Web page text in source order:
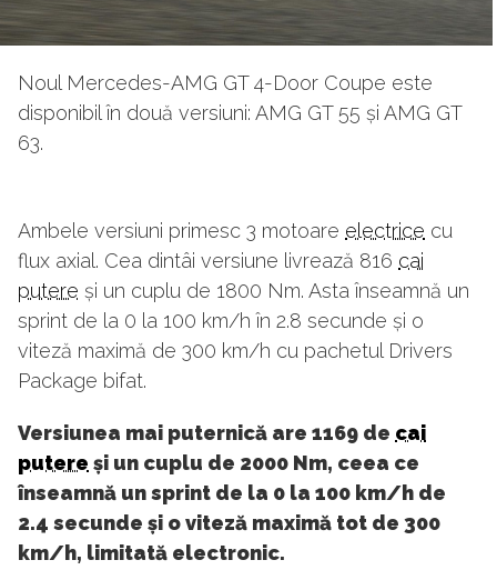
Noul Mercedes-AMG GT 4-Door Coupe este
disponibil în două versiuni: AMG GT 55 și AMG GT
63.
Ambele versiuni primesc 3 motoare electrice cu
flux axial. Cea dintâi versiune livrează 816 cai
putere și un cuplu de 1800 Nm. Asta înseamnă un
sprint de la 0 la 100 km/h în 2.8 secunde și o
viteză maximă de 300 km/h cu pachetul Drivers
Package bifat.
Versiunea mai puternică are 1169 de cai
putere și un cuplu de 2000 Nm, ceea ce
înseamnă un sprint de la 0 la 100 km/h de
2.4 secunde și o viteză maximă tot de 300
km/h, limitată electronic.